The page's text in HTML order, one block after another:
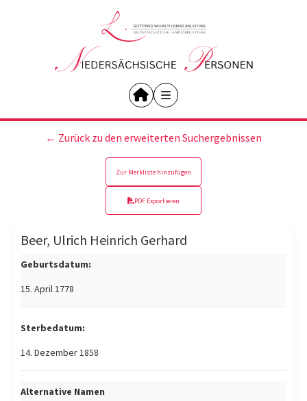
← Zurück zu den erweiterten Suchergebnissen
Zur Merkliste hinzufügen
PDF Exportieren
Beer, Ulrich Heinrich Gerhard
Geburtsdatum:
15. April 1778
Sterbedatum:
14. Dezember 1858
Alternative Namen